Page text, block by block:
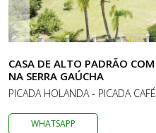
CASA DE ALTO PADRÃO
NA SERRA GAÚCHA
PICADA HOLANDA - PICADA CAFÉ
WHATSAPP